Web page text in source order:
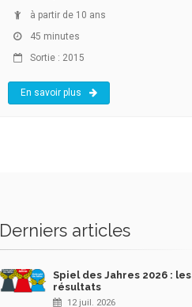
à partir de 10 ans
45 minutes
Sortie : 2015
En savoir plus
Derniers articles
Spiel des Jahres 2026 : les
résultats
12 juil. 2026